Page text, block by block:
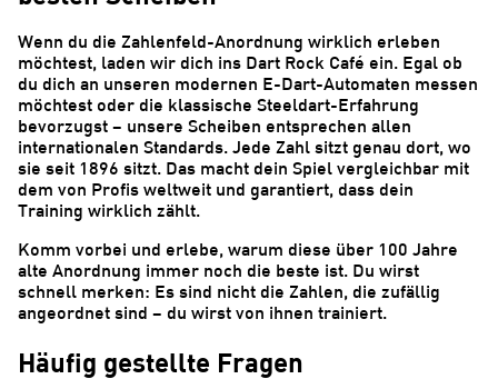
Wenn du die Zahlenfeld-Anordnung wirklich erleben
möchtest, laden wir dich ins Dart Rock Café ein. Egal ob
du dich an unseren modernen E-Dart-Automaten messen
möchtest oder die klassische Steeldart-Erfahrung
bevorzugst – unsere Scheiben entsprechen allen
internationalen Standards. Jede Zahl sitzt genau dort, wo
sie seit 1896 sitzt. Das macht dein Spiel vergleichbar mit
dem von Profis weltweit und garantiert, dass dein
Training wirklich zählt.
Komm vorbei und erlebe, warum diese über 100 Jahre
alte Anordnung immer noch die beste ist. Du wirst
schnell merken: Es sind nicht die Zahlen, die zufällig
angeordnet sind – du wirst von ihnen trainiert.
Häufig gestellte Fragen